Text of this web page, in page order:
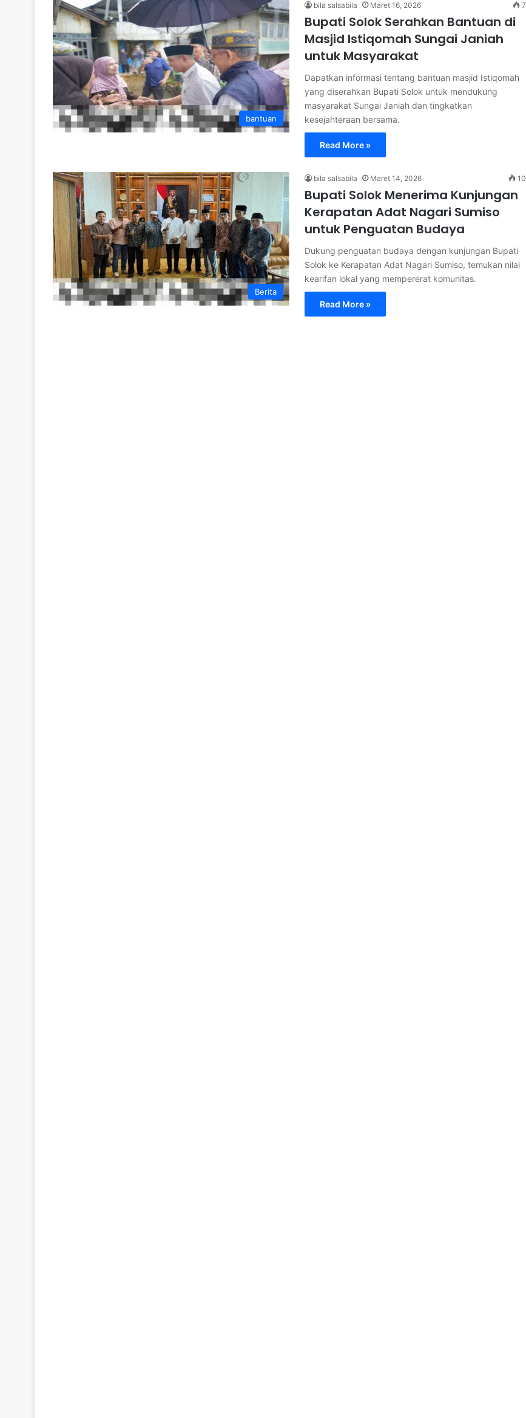
bantuan
bila salsabila Maret 16, 2026 7
Bupati Solok Serahkan Bantuan di
Masjid Istiqomah Sungai Janiah
untuk Masyarakat
Dapatkan informasi tentang bantuan masjid Istiqomah
yang diserahkan Bupati Solok untuk mendukung
masyarakat Sungai Janiah dan tingkatkan
kesejahteraan bersama.
Read More »
Berita
bila salsabila Maret 14, 2026 10
Bupati Solok Menerima Kunjungan
Kerapatan Adat Nagari Sumiso
untuk Penguatan Budaya
Dukung penguatan budaya dengan kunjungan Bupati
Solok ke Kerapatan Adat Nagari Sumiso, temukan nilai
kearifan lokal yang mempererat komunitas.
Read More »